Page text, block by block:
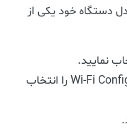
دستگاه خود یکی از
گزینه Network و سپس گزینه Wi-Fi Configuration را انتخاب